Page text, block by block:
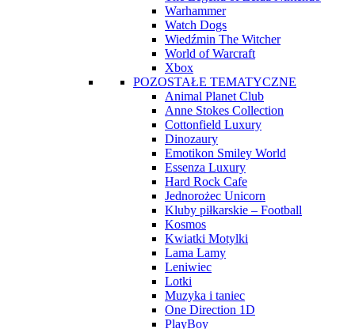
Warhammer
Watch Dogs
Wiedźmin The Witcher
World of Warcraft
Xbox
POZOSTAŁE TEMATYCZNE
Animal Planet Club
Anne Stokes Collection
Cottonfield Luxury
Dinozaury
Emotikon Smiley World
Essenza Luxury
Hard Rock Cafe
Jednorożec Unicorn
Kluby piłkarskie – Football
Kosmos
Kwiatki Motylki
Lama Lamy
Leniwiec
Lotki
Muzyka i taniec
One Direction 1D
PlayBoy